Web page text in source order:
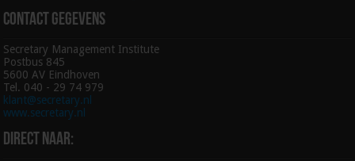
Contact gegevens
Secretary Management Institute
Postbus 845
5600 AV Eindhoven
Tel. 040 - 29 74 979
klant@secretary.nl
www.secretary.nl
Direct naar: